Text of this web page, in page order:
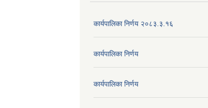
कार्यपालिका निर्णय २०८३.३.१६
कार्यपालिका निर्णय
कार्यपालिका निर्णय